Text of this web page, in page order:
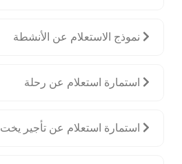
نموذج الاستعلام عن الأنشطة
استمارة استعلام عن رحلة
استمارة استعلام عن تأجير يخت